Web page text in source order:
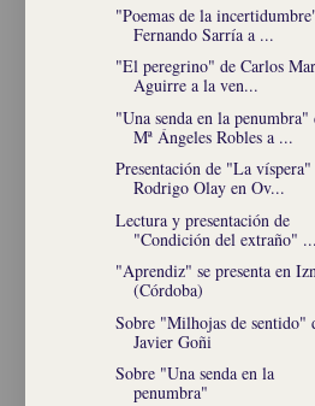
"Poemas de la
Fernando Sarría a ...
"El peregrino" de Carlos
Aguirre a la ven...
"Una senda en la penumbra"
Mª Ángeles Robles a ...
Presentación de "La víspera"
Rodrigo Olay en Ov...
Lectura y presentación de
"Condición del extraño" ...
"Aprendiz" se presenta en
(Córdoba)
Sobre "Milhojas de sentido"
Javier Goñi
Sobre "Una senda en la
penumbra"